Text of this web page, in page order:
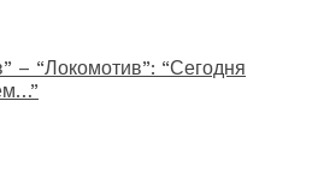
– “Локомотив”: “Сегодня